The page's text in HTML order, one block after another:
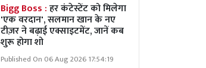
Bigg Boss :हर कंटेस्टेंट को मिलेगा
'एक वरदान', सलमान खान के नए
टीज़र ने बढ़ाई एक्साइटमेंट, जानें कब
शुरू होगा शो
Published On 06 Aug 2026 17:54:19